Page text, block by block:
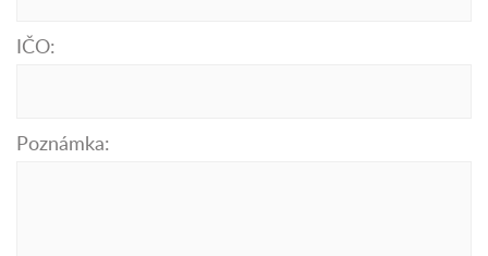
IČO:
Poznámka: